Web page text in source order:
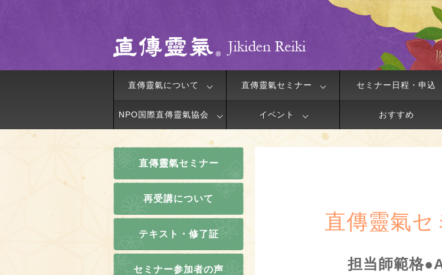
直傳靈氣について 直傳靈氣セミナー セミナー日程・申込
NPO国際直傳靈氣協会 イベント おすすめ
直傳靈氣セミナー
再受講について
テキスト・修了証
セミナー参加者の声
直傳靈氣
担当師範格